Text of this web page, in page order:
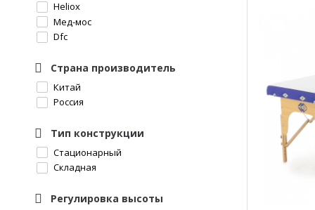
Heliox
Мед-мос
Dfc
Страна производитель
Китай
Россия
Тип конструкции
Стационарный
Складная
Регулировка высоты